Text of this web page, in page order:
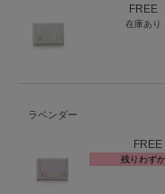
FREE
在庫あり
ラベンダー
FREE
残りわずか